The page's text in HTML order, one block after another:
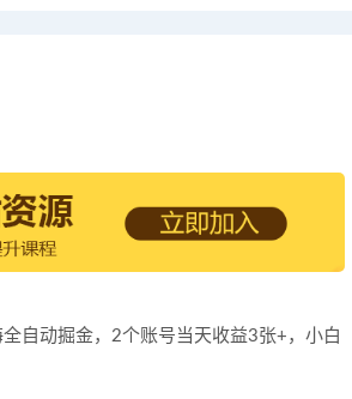
自动掘金，2个账号当天收益3张+，小白